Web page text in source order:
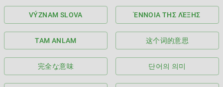
VÝZNAM SLOVA ΈΝΝΟΙΑ ΤΗΣ ΛΈΞΗΣ
TAM ANLAM 这个词的意思
完全な意味 단어의 의미